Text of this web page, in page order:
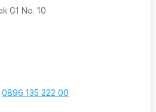
G1 No. 10
0896 135 222 00